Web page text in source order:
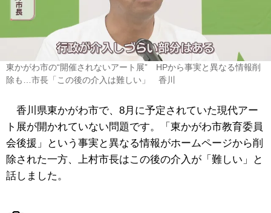
東かがわ市の“開催されないアート展” HPから事実と異なる情報削
除も…市長「この後の介入は難しい」 香川
香川県東かがわ市で、8月に予定されていた現代アー
ト展が開かれていない問題です。「東かがわ市教育委員
会後援」という事実と異なる情報がホームページから削
除された一方、上村市長はこの後の介入が「難しい」と
話しました。